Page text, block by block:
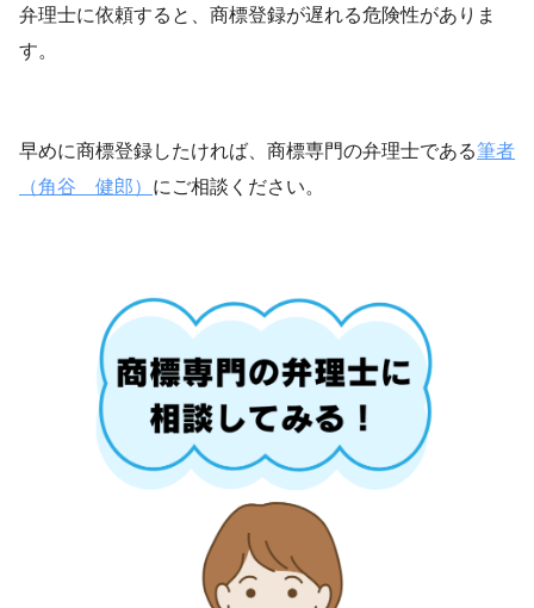
弁理士に依頼すると、商標登録が遅れる危険性がありま
す。
早めに商標登録したければ、商標専門の弁理士である筆者
（角谷 健郎） にご相談ください。